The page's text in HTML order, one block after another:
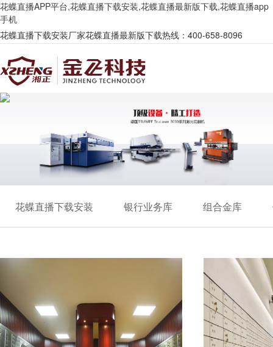
花蝶直播APP平台,花蝶直播下载安装,花蝶直播最新版下载,花蝶直播app
手机
花蝶直播下载安装厂家花蝶直播最新版下载热线：400-658-8096
花蝶直播下载安装 银行业务库 组合金库